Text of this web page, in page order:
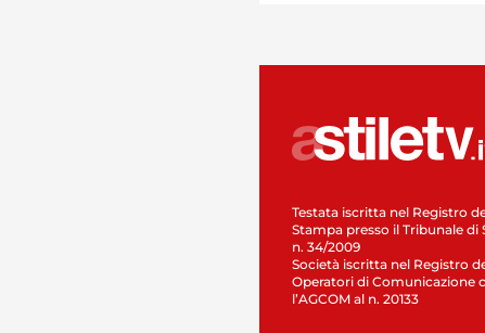
Testata iscritta nel Registro
Stampa presso il Tribunale di
n. 34/2009
Società iscritta nel Registro
Operatori di Comunicazione
l’AGCOM al n. 20133